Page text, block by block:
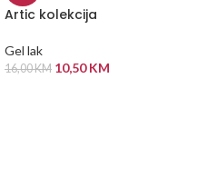
Artic kolekcija
Gel lak
16,00KM 10,50KM